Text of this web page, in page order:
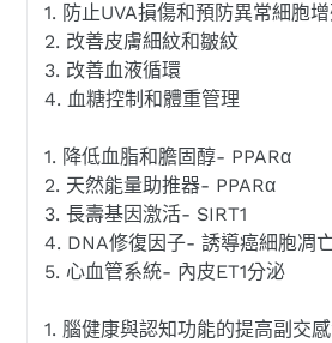
1. 防止UVA損傷和預防異常細胞
2. 改善皮膚細紋和皺紋
3. 改善血液循環
4. 血糖控制和體重管理
1. 降低血脂和膽固醇- PPARα
2. 天然能量助推器- PPARα
3. 長壽基因激活- SIRT1
4. DNA修復因子- 誘導癌細胞凋
5. 心血管系統- 內皮ET1分泌
1. 腦健康與認知功能的提高副交感